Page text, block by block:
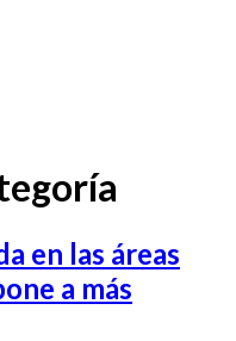
en las áreas
a más